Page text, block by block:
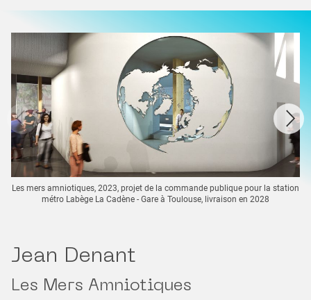
Les mers amniotiques, 2023, projet de la commande publique pour la station
métro Labège La Cadène - Gare à Toulouse, livraison en 2028
Jean Denant
Les Mers Amniotiques